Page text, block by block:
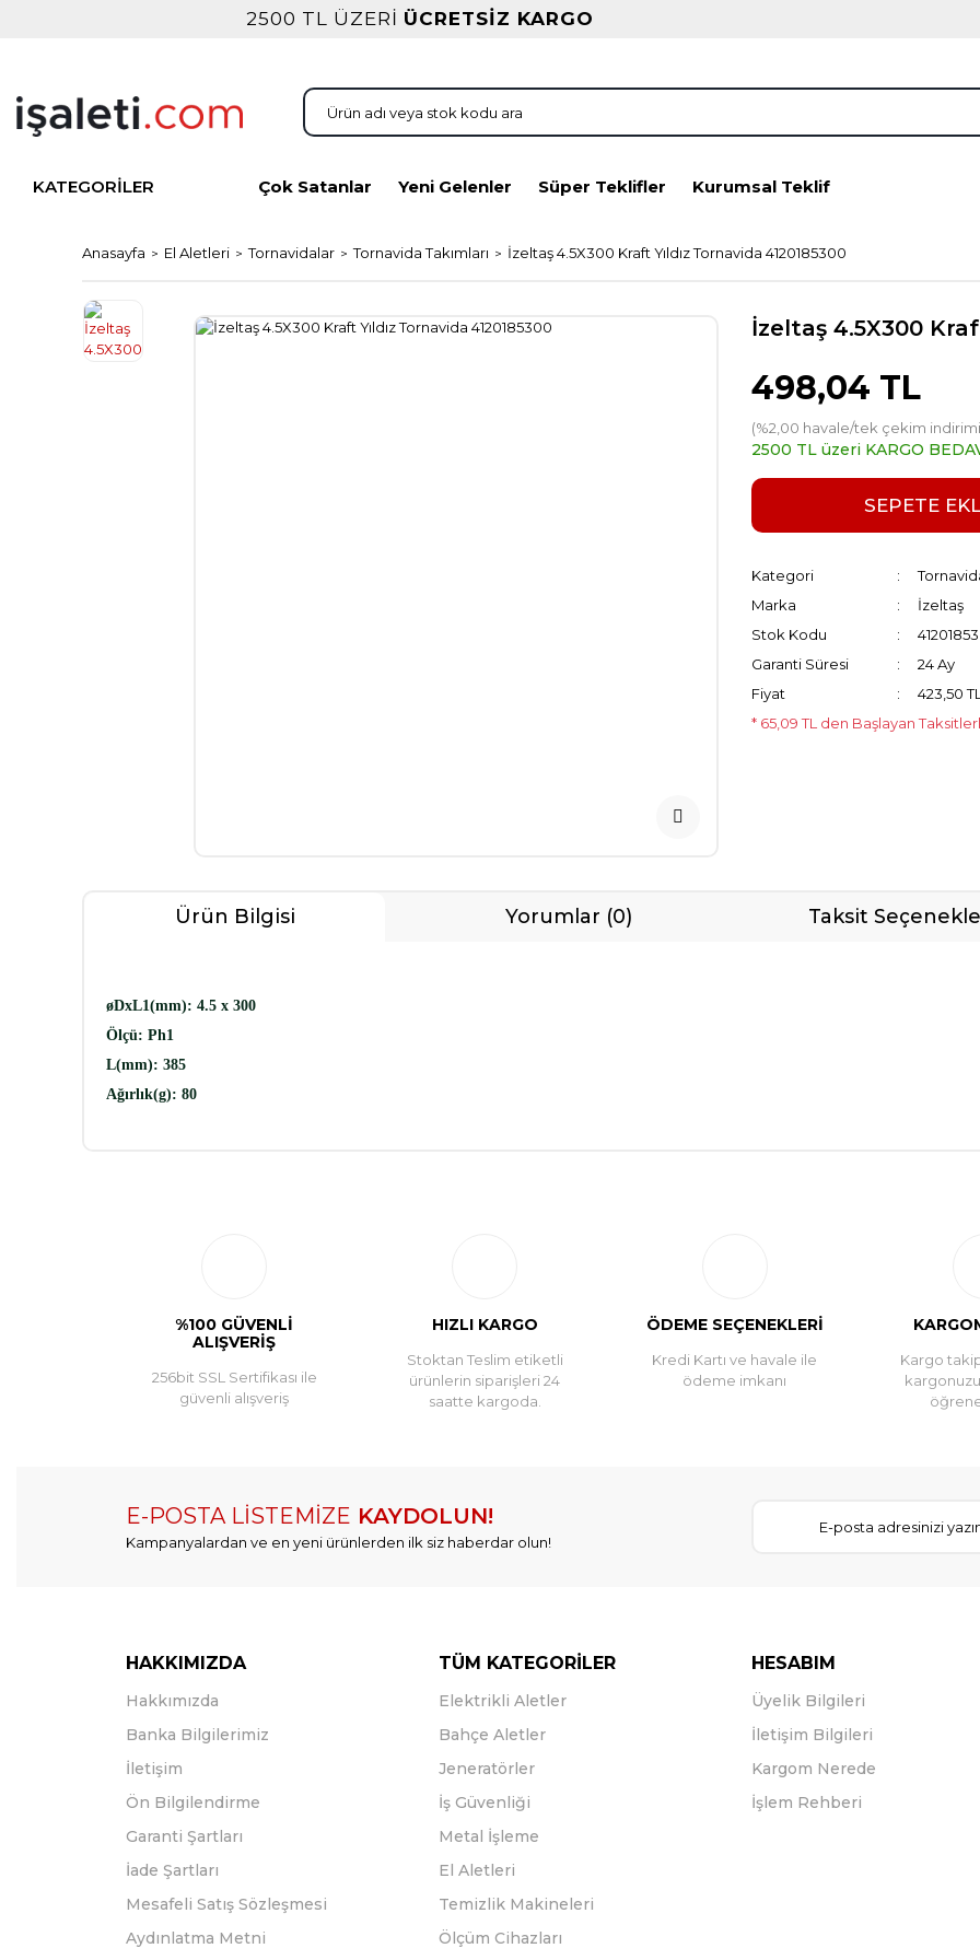
2500 TL ÜZERİ ÜCRETSİZ KARGO
KATEGORİLER Çok Satanlar Yeni Gelenler Süper Teklifler Kurumsal Teklif
Anasayfa El Aletleri Tornavidalar Tornavida Takımları İzeltaş 4.5X300 Kraft Yıldız Tornavida 4120185300
İzeltaş 4.5X300
498,04 TL
(%2,00 havale/tek çekim
2500 TL üzeri KARGO
SEPETE
Kategori
Marka
İzeltaş
Stok Kodu
Garanti Süresi
24 Ay
Fiyat
423,50
* 65,09 TL den Başlayan
Ürün Bilgisi Yorumlar (0) Taksit
øDxL1(mm): 4.5 x 300
Ölçü: Ph1
L(mm): 385
Ağırlık(g): 80
%100 GÜVENLİ
ALIŞVERİŞ
256bit SSL Sertifikası ile
güvenli alışveriş
HIZLI KARGO
Stoktan Teslim etiketli
ürünlerin siparişleri 24
saatte kargoda.
ÖDEME SEÇENEKLERİ
Kredi Kartı ve havale ile
ödeme imkanı
Kargo
E-POSTA LİSTEMİZE KAYDOLUN!
Kampanyalardan ve en yeni ürünlerden ilk siz haberdar olun!
HAKKIMIZDA
Hakkımızda
Banka Bilgilerimiz
İletişim
Ön Bilgilendirme
Garanti Şartları
İade Şartları
Mesafeli Satış Sözleşmesi
Aydınlatma Metni
TÜM KATEGORİLER
Elektrikli Aletler
Bahçe Aletler
Jeneratörler
İş Güvenliği
Metal İşleme
El Aletleri
Temizlik Makineleri
Ölçüm Cihazları
HESABIM
Üyelik Bilgileri
İletişim Bilgileri
Kargom Nerede
İşlem Rehberi